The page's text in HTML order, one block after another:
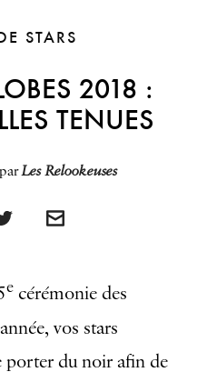
STARS
2018 :
TENUES
parLes Relookeuses
e cérémonie des
vos stars
porter du noir afin de